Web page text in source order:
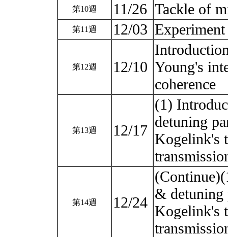
第10週 11/26 Tackle of
第11週 12/03
第12週 12/10 Young's
coherence
第13週 12/17
(1)
detuning
Kogelink's
第14週 12/24 & detuning
Kogelink's